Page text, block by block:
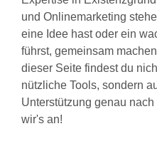
und Onlinemarketing
eine Idee hast oder ein
führst, gemeinsam
dieser Seite findest du
nützliche Tools, sondern
Unterstützung genau
wir's an!